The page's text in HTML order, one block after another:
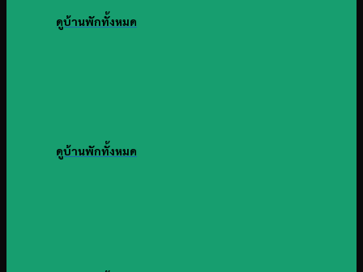
ดูบ้านพักทั้งหมด
ดูบ้านพักทั้งหมด